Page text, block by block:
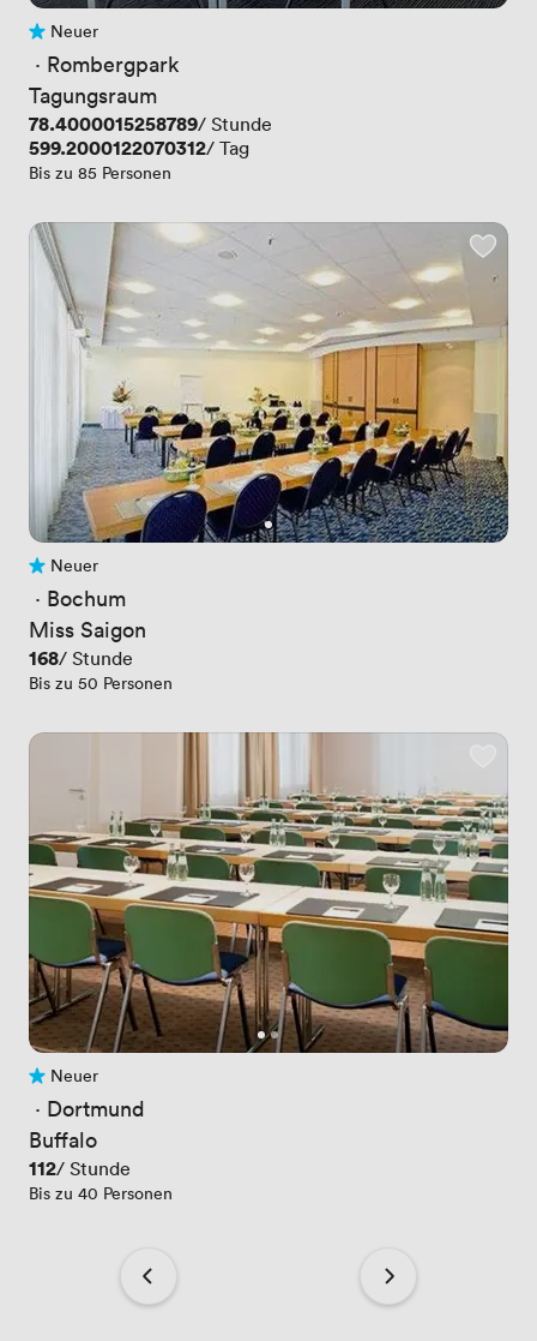
Noch keine Bewertungen
Neuer
· Rombergpark
Tagungsraum
Preis
78.4000015258789/ Stunde
Preis
599.2000122070312/ Tag
Bis zu 85 Personen
Noch keine Bewertungen
Neuer
· Bochum
Miss Saigon
Preis
168/ Stunde
Bis zu 50 Personen
Noch keine Bewertungen
Neuer
· Dortmund
Buffalo
Preis
112/ Stunde
Bis zu 40 Personen